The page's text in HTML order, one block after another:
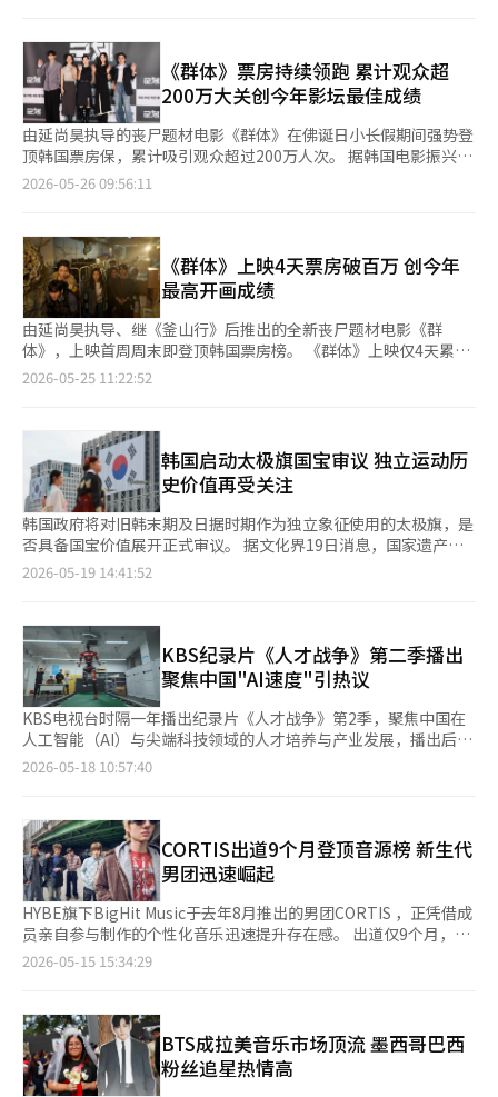
Gaga、泰勒·斯威夫特等国际知名艺人，将“年度艺人”大奖收
入囊中。 除年度艺人大奖外，BTS还摘得“夏日金曲”（Song of
the Summer）及“最佳男性K-POP艺
《群体》票房持续领跑 累计观众超
200万大关创今年影坛最佳成绩
由延尚昊执导的丧尸题材电影《群体》在佛诞日小长假期间强势登
顶韩国票房保，累计吸引观众超过200万人次。 据韩国电影振兴委
员会26日消息，《群体》在本月22日至26日期间共吸引观众超过
国上映影片的最快纪录，也超过创下1600万人次票房的《与王生
活的男人》上映第12天才突破200万观影人次的速度。 《群体》讲
述因不明病毒导致一栋建筑被封锁，感染者以不可预测的方式不断
进化后，对生还者构成
2026-05-26 09:56:11
《群体》上映4天票房破百万 创今年
最高开画成绩
由延尚昊执导、继《釜山行》后推出的全新丧尸题材电影《群
体》，上映首周周末即登顶韩国票房榜。 《群体》上映仅4天累计
观影人次便突破100万，并持续刷新票房纪录。继创下今年上映影
到孤立的幸存者们，与不断以不可预测形态进化的感染者展开生死
对抗的故事。 根据韩国电影振兴委员会综合电算网25日消息，截
至当天上午7时，《群体》在22日至24日期间累计动员观众
2026-05-25 11:22:52
韩国启动太极旗国宝审议 独立运动历
史价值再受关注
韩国政府将对旧韩末期及日据时期作为独立象征使用的太极旗，是
否具备国宝价值展开正式审议。 据文化界19日消息，国家遗产厅
上月在文化遗产委员会（现已改组为国家遗产委员会）会议上，报
宝指定的适当性与合理性进行审议。 此次被列为候选的共有3件，
分别为国立中央博物馆收藏的“丹尼太极旗”、独立纪念馆收藏
的“金九题词太极旗”，以及首尔津宽寺收藏的“津宽寺太极
旗”，
2026-05-19 14:41:52
KBS纪录片《人才战争》第二季播出
聚焦中国"AI速度"引热议
KBS电视台时隔一年播出纪录片《人才战争》第2季，聚焦中国在
人工智能（AI）与尖端科技领域的人才培养与产业发展，播出后引
发超高话题热度。 《人才战争2》第一集《中国速度》将镜头对准
入中国相关科研机构与产业一线，先后在杭州、北京、深圳、甘肃
等地观察中国如何通过国家层面的资源整合与人才战略推动新兴产
业快速发展。 去年7月播出的《人才战争》第一季因深入剖析中国
迅速崛起的高科技产
2026-05-18 10:57:40
CORTIS出道9个月登顶音源榜 新生代
男团迅速崛起
HYBE旗下BigHit Music于去年8月推出的男团CORTIS ，正凭借成
员亲自参与制作的个性化音乐迅速提升存在感。 出道仅9个月，
CORTIS已在音源、专辑销量及全球指标等方面取得亮眼成绩。成
《REDRED》于本月13日在韩国音源平台Melon“Top100”榜单
中登上第一位，成为近一年内首个出道未满一年的登顶男团。与此
同时，第二张迷你专辑《GREENGREEN》首周销量达到231万
张，在今年发行的K-POP专辑中位列第二，仅
2026-05-15 15:34:29
BTS成拉美音乐市场顶流 墨西哥巴西
粉丝追星热情高